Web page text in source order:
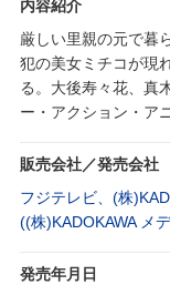
内容紹介
厳しい里親の元で暮
犯の美女ミチコが現
る。大後寿々花、真
ー・アクション・ア
販売会社／発売会社
フジテレビ、(株
((株)KADOKAWA メ
発売年月日